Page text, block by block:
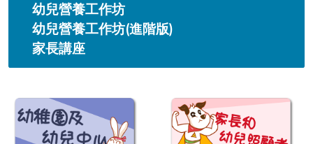
幼兒營養工作坊
幼兒營養工作坊(進階版)
家長講座